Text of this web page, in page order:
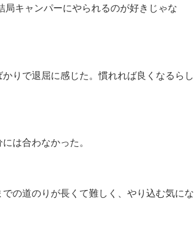
キャンパーにやられるのが好きじゃな
りで退屈に感じた。慣れれば良くなるらし
は合わなかった。
の道のりが長くて難しく、やり込む気にな